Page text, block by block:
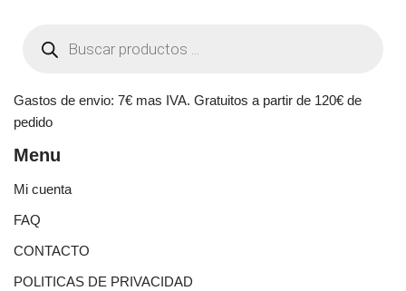
Gastos de envio: 7€ mas IVA. Gratuitos a partir de 120€ de
pedido
Menu
Mi cuenta
FAQ
CONTACTO
POLITICAS DE PRIVACIDAD